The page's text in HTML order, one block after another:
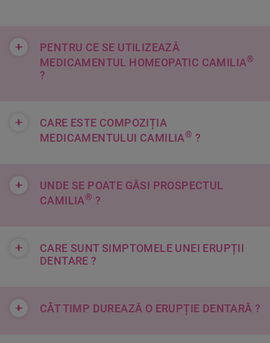
+
PENTRU CE SE UTILIZEAZĂ
MEDICAMENTUL HOMEOPATIC CAMILIA®
?
+
CARE ESTE COMPOZIȚIA
MEDICAMENTULUI CAMILIA® ?
+
UNDE SE POATE GĂSI PROSPECTUL
CAMILIA® ?
+
CARE SUNT SIMPTOMELE UNEI ERUPȚII
DENTARE ?
+ CÂT TIMP DUREAZĂ O ERUPȚIE DENTARĂ ?